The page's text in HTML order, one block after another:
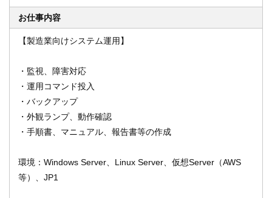
オンライン登録する
お仕事内容
【製造業向けシステム運用】
・監視、障害対応
・運用コマンド投入
・バックアップ
・外観ランプ、動作確認
・手順書、マニュアル、報告書等の作成
環境：Windows Server、Linux Server、仮想Server（AWS
等）、JP1